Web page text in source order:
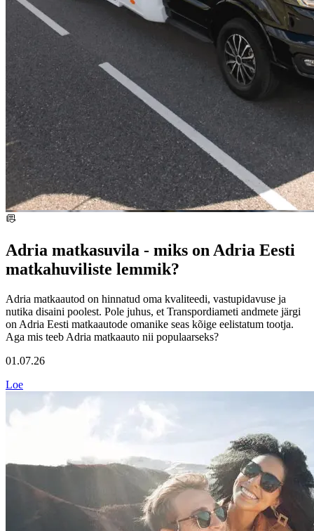
Adria matkasuvila - miks on Adria Eesti
matkahuviliste lemmik?
Adria matkaautod on hinnatud oma kvaliteedi, vastupidavuse ja
nutika disaini poolest. Pole juhus, et Transpordiameti andmete järgi
on Adria Eesti matkaautode omanike seas kõige eelistatum tootja.
Aga mis teeb Adria matkaauto nii populaarseks?
01.07.26
Loe